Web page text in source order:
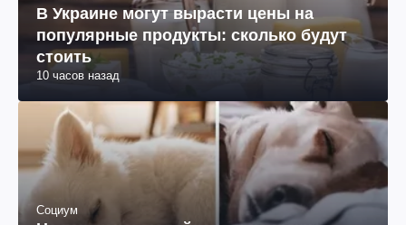
Социум
Не так, как у людей: сколько нужно
спать собаке, чтобы быть здоровой
10 часов назад